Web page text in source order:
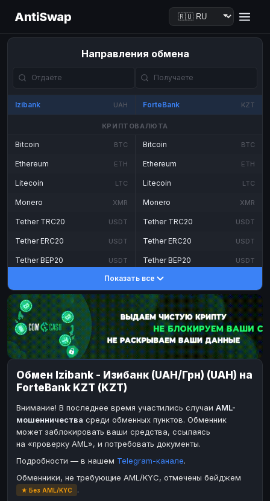
AntiSwap
Направления обмена
Izibank UAH ForteBank KZT
КРИПТОВАЛЮТА
Bitcoin BTC
Ethereum ETH
Litecoin LTC
Monero XMR
Tether TRC20 USDT
Tether ERC20 USDT
Tether BEP20 USDT
DASH
Toncoin TON
Dogecoin DOGE
TRX TRON
Bitcoin Cash BCH
BinanceCoin BEP20
SOL
Ripple XRP
Bitcoin BTC
Ethereum ETH
Litecoin LTC
Monero XMR
Tether TRC20 USDT
Tether ERC20 USDT
Tether BEP20 USDT
DASH
Toncoin TON
Dogecoin DOGE
TRX TRON
Bitcoin Cash BCH
BinanceCoin BEP20
Ripple
Paxum USD
Perfect Money
Paxum
Показать все
Обмен Izibank - Изибанк (UAH/Грн) (UAH) на
ForteBank KZT (KZT)
Внимание! В последнее время участились случаи AML-
мошенничества среди обменных пунктов. Обменник
может заблокировать ваши средства, ссылаясь
на «проверку AML», и потребовать документы.
Подробности — в нашем Telegram-канале.
Обменники, не требующие AML/KYC, отмечены бейджем
★ Без AML/KYC
.